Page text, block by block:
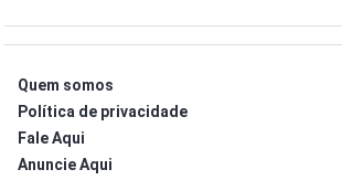
Quem somos
Política de privacidade
Fale Aqui
Anuncie Aqui